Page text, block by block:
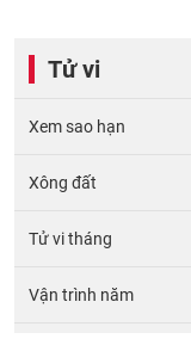
Tử vi
Xem sao hạn
Xông đất
Tử vi tháng
Vận trình năm